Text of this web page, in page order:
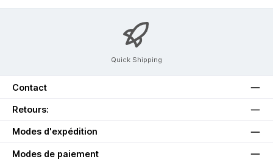
Quick Shipping
Contact
Retours:
Modes d'expédition
Modes de paiement